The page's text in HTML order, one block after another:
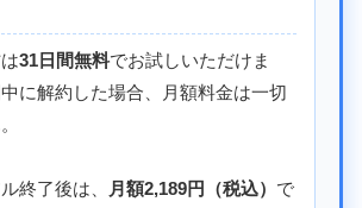
31日間無料でお試しいただけま
に解約した場合、月額料金は一切
終了後は、 月額2,189円（税込） で